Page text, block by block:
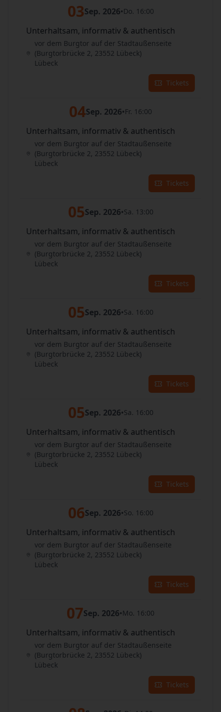
03Sep. 2026•Do. 16:00
Unterhaltsam, informativ & authentisch
vor dem Burgtor auf der Stadtaußenseite
(Burgtorbrücke 2, 23552 Lübeck)
Lübeck
Tickets
04Sep. 2026•Fr. 16:00
Unterhaltsam, informativ & authentisch
vor dem Burgtor auf der Stadtaußenseite
(Burgtorbrücke 2, 23552 Lübeck)
Lübeck
Tickets
05Sep. 2026•Sa. 13:00
Unterhaltsam, informativ & authentisch
vor dem Burgtor auf der Stadtaußenseite
(Burgtorbrücke 2, 23552 Lübeck)
Lübeck
Tickets
05Sep. 2026•Sa. 16:00
Unterhaltsam, informativ & authentisch
vor dem Burgtor auf der Stadtaußenseite
(Burgtorbrücke 2, 23552 Lübeck)
Lübeck
Tickets
05Sep. 2026•Sa. 16:00
Unterhaltsam, informativ & authentisch
vor dem Burgtor auf der Stadtaußenseite
(Burgtorbrücke 2, 23552 Lübeck)
Lübeck
Tickets
06Sep. 2026•So. 16:00
Unterhaltsam, informativ & authentisch
vor dem Burgtor auf der Stadtaußenseite
(Burgtorbrücke 2, 23552 Lübeck)
Lübeck
Tickets
07Sep. 2026•Mo. 16:00
Unterhaltsam, informativ & authentisch
vor dem Burgtor auf der Stadtaußenseite
(Burgtorbrücke 2, 23552 Lübeck)
Lübeck
Tickets